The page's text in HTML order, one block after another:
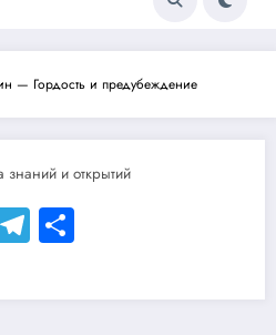
— Гордость и предубеждение
и открытий
Telegram